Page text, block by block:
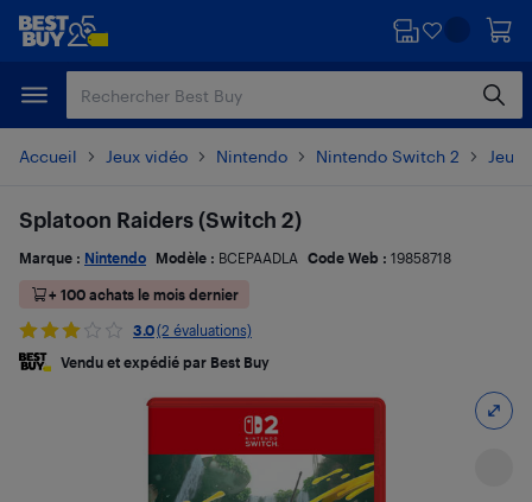
Passer
principal
Passer
Accueil Jeux vidéo Nintendo Nintendo Switch 2 Jeux
Splatoon Raiders (Switch 2)
Marque : Nintendo Modèle : BCEPAADLA Code Web : 19858718
+ 100 achats le mois dernier
3.0(2 évaluations)
Vendu et expédié par Best Buy